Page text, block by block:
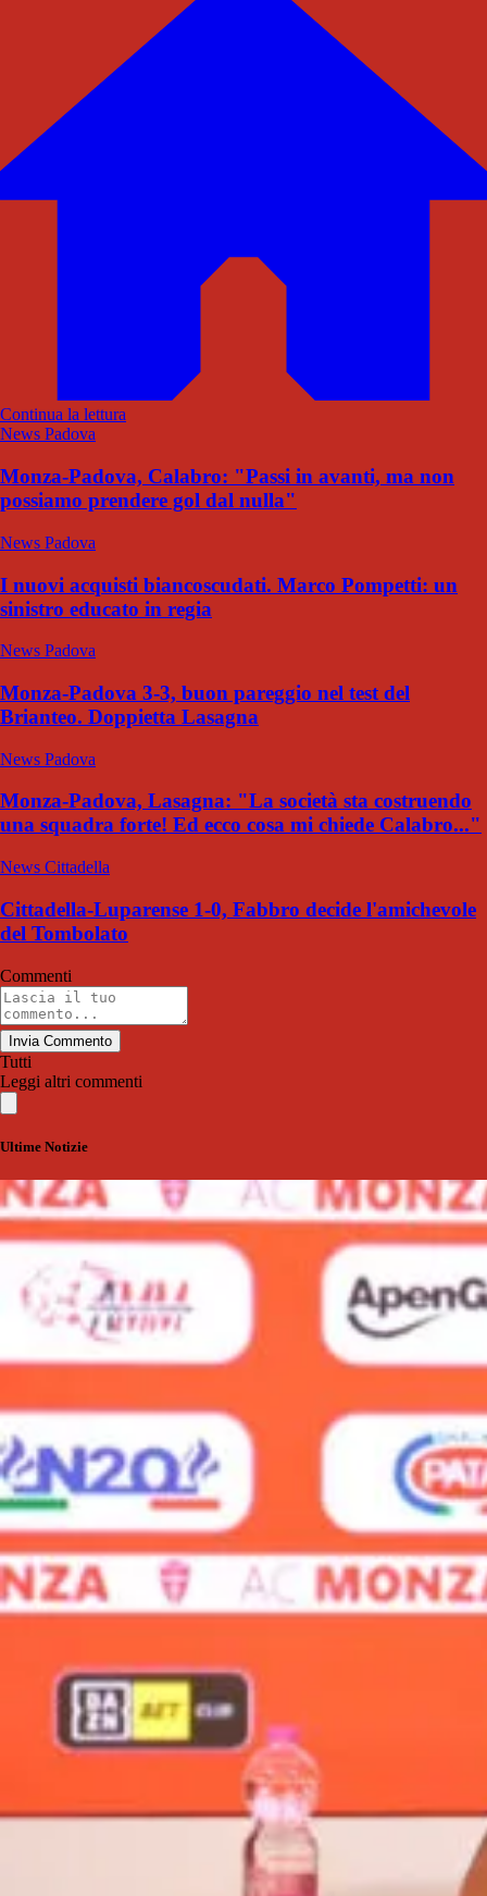
Continua la lettura
News Padova
Monza-Padova, Calabro: "Passi in avanti, ma non
possiamo prendere gol dal nulla"
News Padova
I nuovi acquisti biancoscudati. Marco Pompetti: un
sinistro educato in regia
News Padova
Monza-Padova 3-3, buon pareggio nel test del
Brianteo. Doppietta Lasagna
News Padova
Monza-Padova, Lasagna: "La società sta costruendo
una squadra forte! Ed ecco cosa mi chiede Calabro..."
News Cittadella
Cittadella-Luparense 1-0, Fabbro decide l'amichevole
del Tombolato
Commenti
Invia Commento
Tutti
Leggi altri commenti
Ultime Notizie